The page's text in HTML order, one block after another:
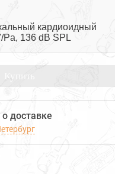
кардиоидный
Pa, 136 dB SPL
Купить
доставке